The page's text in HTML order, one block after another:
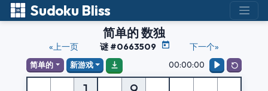
Sudoku Bliss
简单的 数独
«上一页 谜 #0663509 下一个»
简单的 新游戏 00:00:00